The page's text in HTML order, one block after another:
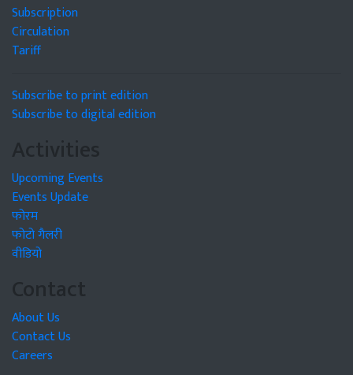
Subscription
Circulation
Tariff
Subscribe to print edition
Subscribe to digital edition
Activities
Upcoming Events
Events Update
फोरम
फोटो गैलरी
वीडियो
Contact
About Us
Contact Us
Careers